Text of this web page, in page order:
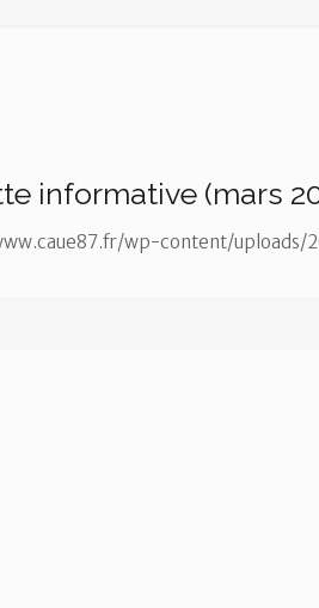
informative (mars
wp-content/